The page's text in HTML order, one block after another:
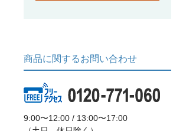
商品に関するお問い合わせ
9:00〜12:00 / 13:00〜17:00